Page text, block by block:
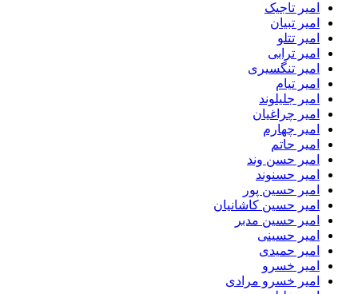
امیر تاجیک
امیر تبیان
امیر تتلو
امیر ترابی
امیر تنگسیری
امیر تیام
امیر جلیلوند
امیر چراغیان
امیر چهارم
امیر حاتم
امیر حسن وند
امیر حسنوند
امیر حسین پور
امیر حسین کاشانیان
امیر حسین مدبر
امیر حسینی
امیر حمیدی
امیر خسرو
امیر خسرو مرادی